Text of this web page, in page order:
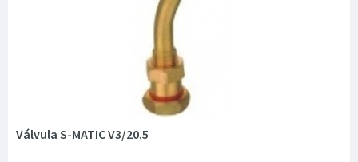
Válvula S-MATIC V3/20.5